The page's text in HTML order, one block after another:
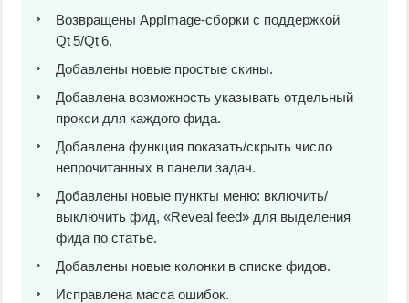
Возвращены AppImage‑сборки с поддержкой
Qt 5/Qt 6.
Добавлены новые простые скины.
Добавлена возможность указывать отдельный
прокси для каждого фида.
Добавлена функция показать/скрыть число
непрочитанных в панели задач.
Добавлены новые пункты меню: включить/
выключить фид, «Reveal feed» для выделения
фида по статье.
Добавлены новые колонки в списке фидов.
Исправлена масса ошибок.